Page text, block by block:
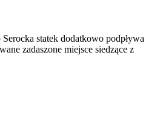
statek dodatkowo podpływa
zadaszone miejsce siedzące z